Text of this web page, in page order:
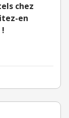
chez
en